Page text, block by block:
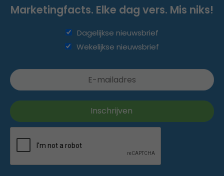
Marketingfacts. Elke dag vers. Mis niks!
Dagelijkse nieuwsbrief
Wekelijkse nieuwsbrief